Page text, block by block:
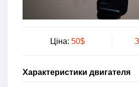
Ціна: 50$
Характеристики двигателя